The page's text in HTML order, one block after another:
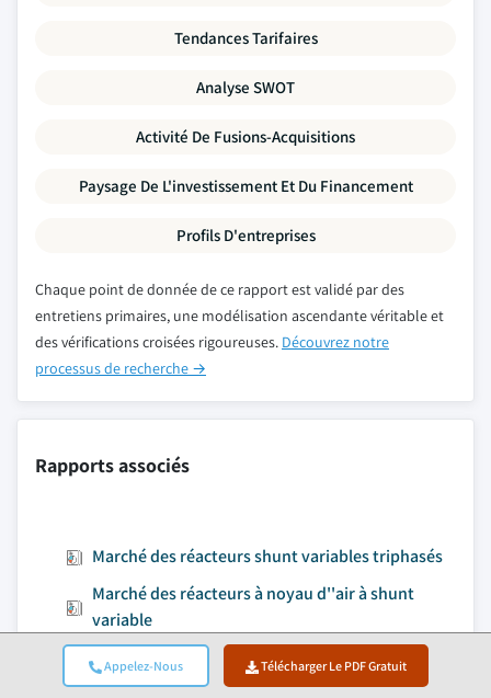
Appelez-Nous Télécharger Le PDF Gratuit
Tendances Tarifaires
Analyse SWOT
Activité De Fusions-Acquisitions
Paysage De L'investissement Et Du Financement
Profils D'entreprises
Chaque point de donnée de ce rapport est validé par des
entretiens primaires, une modélisation ascendante véritable et
des vérifications croisées rigoureuses. Découvrez notre
processus de recherche →
Rapports associés
Marché des réacteurs shunt variables triphasés
Marché des réacteurs à noyau d''air à shunt
variable
Marché des réacteurs shunt variables immergés
dans l'huile